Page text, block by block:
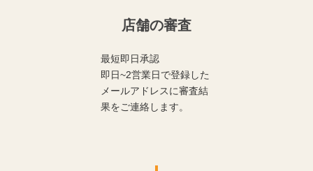
店舗の審査
最短即日承認
即日~2営業日で登録した
メールアドレスに審査結
果をご連絡します。